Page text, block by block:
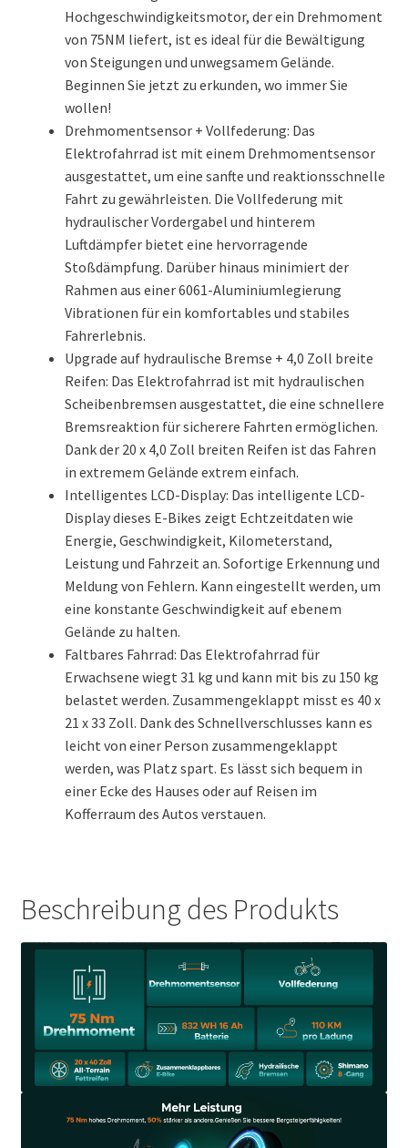
Hochgeschwindigkeitsmotor, der ein Drehmoment
von 75NM liefert, ist es ideal für die Bewältigung
von Steigungen und unwegsamem Gelände.
Beginnen Sie jetzt zu erkunden, wo immer Sie
wollen!
Drehmomentsensor + Vollfederung: Das
Elektrofahrrad ist mit einem Drehmomentsensor
ausgestattet, um eine sanfte und reaktionsschnelle
Fahrt zu gewährleisten. Die Vollfederung mit
hydraulischer Vordergabel und hinterem
Luftdämpfer bietet eine hervorragende
Stoßdämpfung. Darüber hinaus minimiert der
Rahmen aus einer 6061-Aluminiumlegierung
Vibrationen für ein komfortables und stabiles
Fahrerlebnis.
Upgrade auf hydraulische Bremse + 4,0 Zoll breite
Reifen: Das Elektrofahrrad ist mit hydraulischen
Scheibenbremsen ausgestattet, die eine schnellere
Bremsreaktion für sicherere Fahrten ermöglichen.
Dank der 20 x 4,0 Zoll breiten Reifen ist das Fahren
in extremem Gelände extrem einfach.
Intelligentes LCD-Display: Das intelligente LCD-
Display dieses E-Bikes zeigt Echtzeitdaten wie
Energie, Geschwindigkeit, Kilometerstand,
Leistung und Fahrzeit an. Sofortige Erkennung und
Meldung von Fehlern. Kann eingestellt werden, um
eine konstante Geschwindigkeit auf ebenem
Gelände zu halten.
Faltbares Fahrrad: Das Elektrofahrrad für
Erwachsene wiegt 31 kg und kann mit bis zu 150 kg
belastet werden. Zusammengeklappt misst es 40 x
21 x 33 Zoll. Dank des Schnellverschlusses kann es
leicht von einer Person zusammengeklappt
werden, was Platz spart. Es lässt sich bequem in
einer Ecke des Hauses oder auf Reisen im
Kofferraum des Autos verstauen.
Beschreibung des Produkts